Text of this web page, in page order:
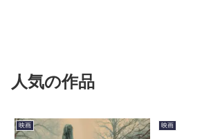
人気の作品
映画 映画